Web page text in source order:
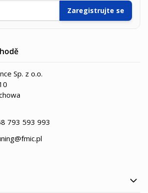
E-mailová adresa
Zaregistrujte se
Sp. z o.o.
793 593 993